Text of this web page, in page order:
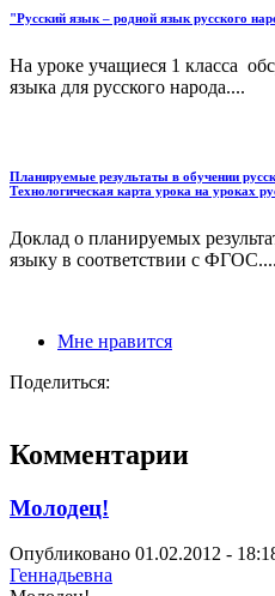
"Русский язык – родной язык русского
На уроке учащиеся 1 класса
языка для русского народа....
Планируемые результаты в обучении
Технологическая карта урока на уроках
Доклад о планируемых
языку в соответствии с ФГОС....
Мне нравится
Поделиться:
Комментарии
Молодец!
Опубликовано 01.02.2012 -
Геннадьевна